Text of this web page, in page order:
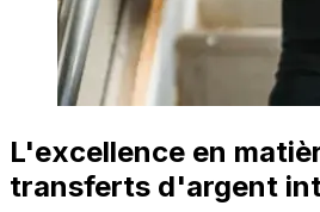
L'excellence en
transferts d'argent